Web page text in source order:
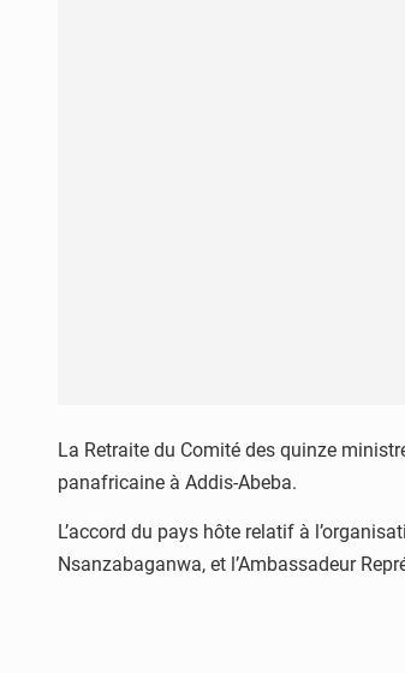
La Retraite du Comité des quinze
panafricaine à Addis-Abeba.
L’accord du pays hôte relatif à
Nsanzabaganwa, et l’Ambassadeur